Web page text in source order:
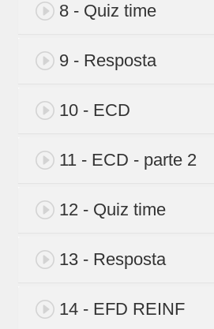
8 - Quiz time
9 - Resposta
10 - ECD
11 - ECD - parte 2
12 - Quiz time
13 - Resposta
14 - EFD REINF